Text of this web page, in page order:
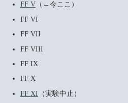
FF V （←今ここ）
FF VI
FF VII
FF VIII
FF IX
FF X
FF XI （実験中止）